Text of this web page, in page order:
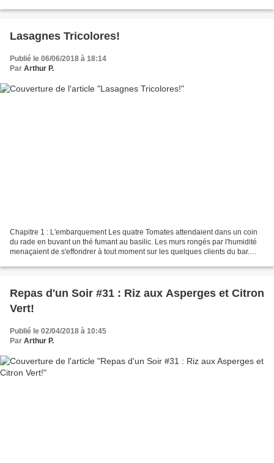
Lasagnes Tricolores!
Publié le 06/06/2018 à 18:14
Par Arthur P.
Chapitre 1 : L'embarquement Les quatre Tomates attendaient dans un coin
du rade en buvant un thé fumant au basilic. Les murs rongés par l'humidité
menaçaient de s'effondrer à tout moment sur les quelques clients du bar.
Repas d'un Soir #31 : Riz aux Asperges et Citron
Vert!
Publié le 02/04/2018 à 10:45
Par Arthur P.